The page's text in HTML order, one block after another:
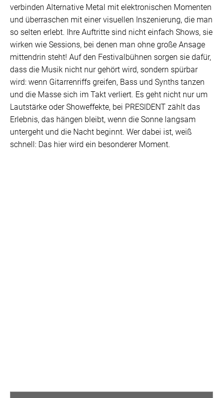
verbinden Alternative Metal mit elektronischen Momenten
und überraschen mit einer visuellen Inszenierung, die man
so selten erlebt. Ihre Auftritte sind nicht einfach Shows, sie
wirken wie Sessions, bei denen man ohne große Ansage
mittendrin steht! Auf den Festivalbühnen sorgen sie dafür,
dass die Musik nicht nur gehört wird, sondern spürbar
wird: wenn Gitarrenriffs greifen, Bass und Synths tanzen
und die Masse sich im Takt verliert. Es geht nicht nur um
Lautstärke oder Showeffekte, bei PRESIDENT zählt das
Erlebnis, das hängen bleibt, wenn die Sonne langsam
untergeht und die Nacht beginnt. Wer dabei ist, weiß
schnell: Das hier wird ein besonderer Moment.